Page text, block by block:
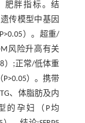
肥胖指标。结
传模型中基因
）。超重/
风险升高有关
）;正常/低体重
）。携带
、体脂肪及内
的孕妇（P均